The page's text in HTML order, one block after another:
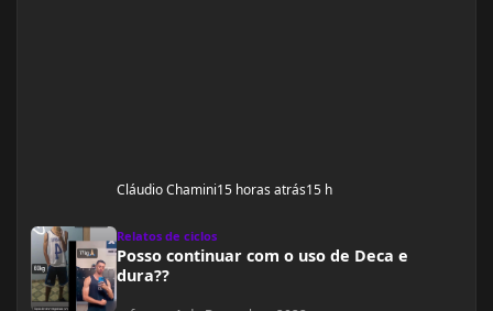
Cláudio Chamini15 horas atrás15 h
Relatos de ciclos
Posso continuar com o uso de Deca e
dura??